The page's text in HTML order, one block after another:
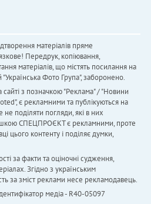
матеріалів пряме
Передрук, копіювання,
матеріалів, що містять посилання на
Фото Група", заборонено.
сайті з позначкою "Реклама" / "Новини
є рекламними та публікуються на
поділяти погляди, які в них
СПЕЦПРОЄКТ є рекламними, проте
цього контенту і поділяє думки,
за факти та оціночні судження,
Згідно з українським
за зміст реклами несе рекламодавець.
медіа - R40-05097